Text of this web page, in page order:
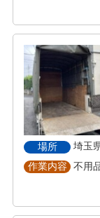
場所
埼玉
作業内容
不用